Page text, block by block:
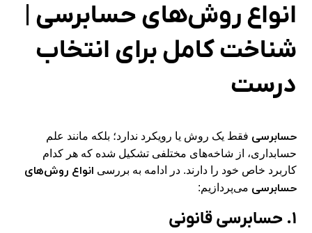
انواع روش‌های حسابرسی |
شناخت کامل برای انتخاب
درست
حسابرسی فقط یک روش یا رویکرد ندارد؛ بلکه مانند علم
حسابداری، از شاخه‌های مختلفی تشکیل شده که هر کدام
کاربرد خاص خود را دارند. در ادامه به بررسی انواع روش‌های
حسابرسی می‌پردازیم:
۱. حسابرسی قانونی